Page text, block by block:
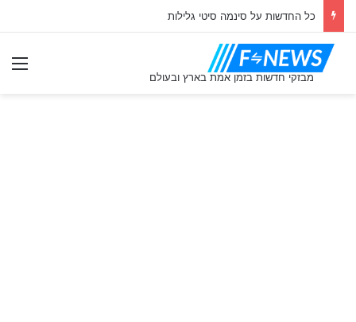
כל החדשות על סינמה סיטי גלילות